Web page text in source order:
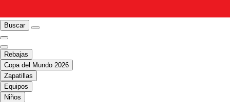
Buscar
Rebajas
Copa del Mundo 2026
Zapatillas
Equipos
Niños